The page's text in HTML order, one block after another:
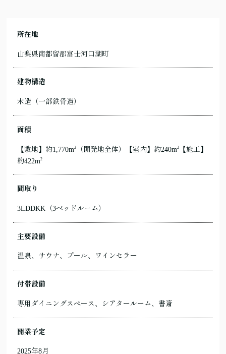
所在地
山梨県南都留郡富士河口湖町
建物構造
木造（一部鉄骨造）
面積
【敷地】約1,770m2（開発地全体）【室内】約240m2【施工】
約422m2
間取り
3LDDKK（3ベッドルーム）
主要設備
温泉、サウナ、プール、ワインセラー
付帯設備
専用ダイニングスペース、シアタールーム、書斎
開業予定
2025年8月